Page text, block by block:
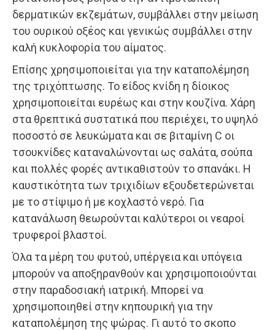
δερματικών εκζεμάτων, συμβάλλει στην μείωση
του ουρικού οξέος και γενικώς συμβάλλει στην
καλή κυκλοφορία του αίματος.
Επίσης χρησιμοποιείται για την καταπολέμηση
της τριχόπτωσης. Το είδος κνίδη η δίοικος
χρησιμοποιείται ευρέως και στην κουζίνα. Χάρη
στα θρεπτικά συστατικά που περιέχει, το υψηλό
ποσοστό σε λευκώματα και σε βιταμίνη C οι
τσουκνίδες καταναλώνονται ως σαλάτα, σούπα
και πολλές φορές αντικαθιστούν το σπανάκι. Η
καυστικότητα των τριχιδίων εξουδετερώνεται
με το στίψιμο ή με κοχλαστό νερό. Για
κατανάλωση θεωρούνται καλύτεροι οι νεαροί
τρυφεροί βλαστοί.
Όλα τα μέρη του φυτού, υπέργεια και υπόγεια
μπορούν να αποξηρανθούν και χρησιμοποιούνται
στην παραδοσιακή ιατρική. Μπορεί να
χρησιμοποιηθεί στην κηπουρική για την
καταπολέμηση της ψώρας. Γι αυτό το σκοπο